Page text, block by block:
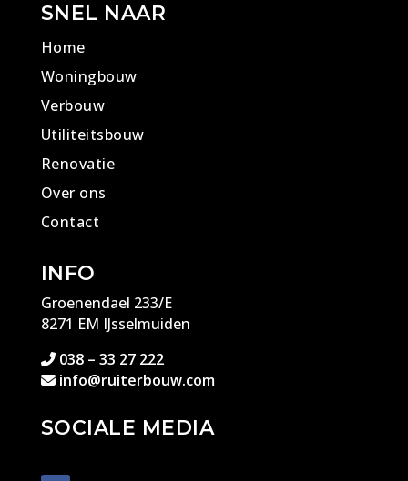
SNEL NAAR
Home
Woningbouw
Verbouw
Utiliteitsbouw
Renovatie
Over ons
Contact
INFO
Groenendael 233/E
8271 EM IJsselmuiden
038 – 33 27 222
info@ruiterbouw.com
SOCIALE MEDIA